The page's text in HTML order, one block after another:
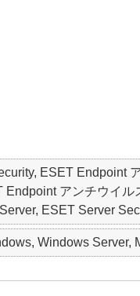
ESET Endpoint
Endpoint アンチウイ
ESET Server
Windows Server,